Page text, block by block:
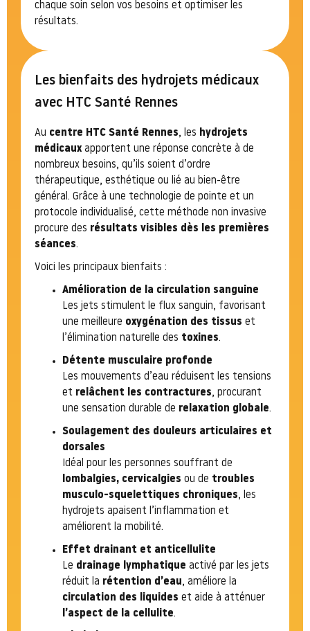
chaque soin selon vos besoins et optimiser les
résultats.
Les bienfaits des hydrojets médicaux
avec HTC Santé Rennes
Au centre HTC Santé Rennes, les hydrojets
médicaux apportent une réponse concrète à de
nombreux besoins, qu’ils soient d’ordre
thérapeutique, esthétique ou lié au bien-être
général. Grâce à une technologie de pointe et un
protocole individualisé, cette méthode non invasive
procure des résultats visibles dès les premières
séances.
Voici les principaux bienfaits :
Amélioration de la circulation sanguine
Les jets stimulent le flux sanguin, favorisant
une meilleure oxygénation des tissus et
l’élimination naturelle des toxines.
Détente musculaire profonde
Les mouvements d’eau réduisent les tensions
et relâchent les contractures, procurant
une sensation durable de relaxation globale.
Soulagement des douleurs articulaires et
dorsales
Idéal pour les personnes souffrant de
lombalgies, cervicalgies ou de troubles
musculo-squelettiques chroniques, les
hydrojets apaisent l’inflammation et
améliorent la mobilité.
Effet drainant et anticellulite
Le drainage lymphatique activé par les jets
réduit la rétention d’eau, améliore la
circulation des liquides et aide à atténuer
l’aspect de la cellulite.